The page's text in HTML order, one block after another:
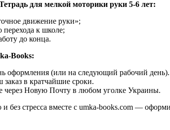
для мелкой моторики руки 5-6 лет:
движение руки»;
перехода к школе;
до конца.
Books:
оформления (или на следующий рабочий день).
в кратчайшие сроки.
через Новую Почту в любом уголке Украины.
без стресса вместе с umka-books.com —